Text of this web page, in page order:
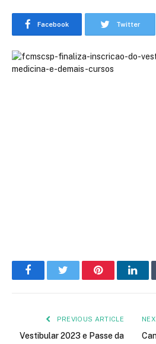
Facebook Twitter
FacebookTwitter Pinterest
PREVIOUS ARTICLE
Vestibular 2023 e Passe da